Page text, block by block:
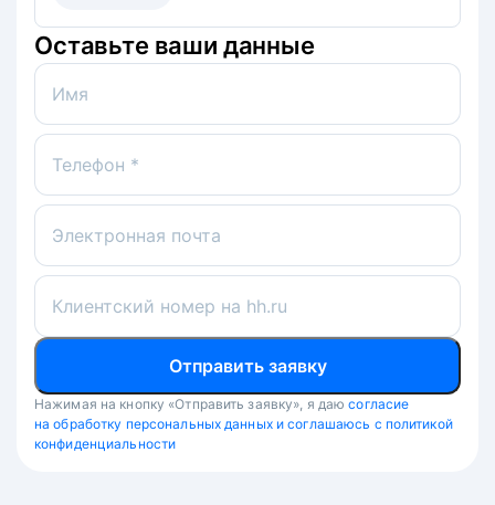
Оставьте ваши данные
Имя
Телефон *
Электронная почта
Клиентский номер на hh.ru
Отправить заявку
Нажимая на кнопку «Отправить заявку», я даю согласие
на обработку персональных данных и соглашаюсь с политикой
конфиденциальности